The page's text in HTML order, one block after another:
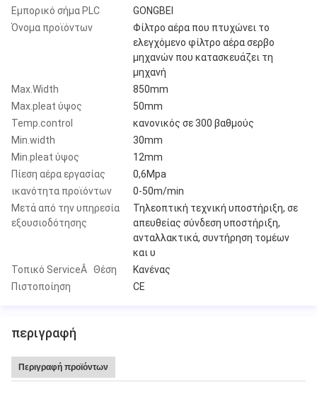
Εμπορικό σήμα PLC
GONGBEI
Όνομα προϊόντων
Φίλτρο αέρα που πτυχώνει το
ελεγχόμενο φίλτρο αέρα σερβο
μηχανών που κατασκευάζει τη
μηχανή
Max.Width
850mm
Max.pleat ύψος
50mm
Temp.control
κανονικός σε 300 βαθμούς
Min.width
30mm
Min.pleat ύψος
12mm
Πίεση αέρα εργασίας
0,6Mpa
ικανότητα προϊόντων
0-50m/min
Μετά από την υπηρεσία
εξουσιοδότησης
Τηλεοπτική τεχνική υποστήριξη, σε
απευθείας σύνδεση υποστήριξη,
ανταλλακτικά, συντήρηση τομέων
και υ
Τοπικό ServiceÂ Θέση
Κανένας
Πιστοποίηση
CE
περιγραφή
Περιγραφή προϊόντων